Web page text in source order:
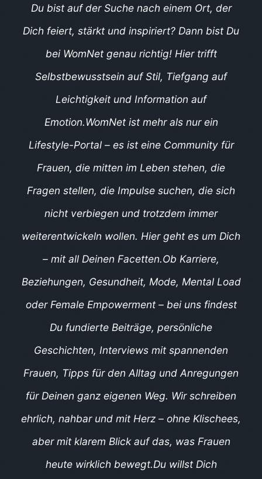
Du bist auf der Suche nach einem Ort, der
Dich feiert, stärkt und inspiriert? Dann bist Du
bei WomNet genau richtig! Hier trifft
Selbstbewusstsein auf Stil, Tiefgang auf
Leichtigkeit und Information auf
Emotion.WomNet ist mehr als nur ein
Lifestyle-Portal – es ist eine Community für
Frauen, die mitten im Leben stehen, die
Fragen stellen, die Impulse suchen, die sich
nicht verbiegen und trotzdem immer
weiterentwickeln wollen. Hier geht es um Dich
– mit all Deinen Facetten.Ob Karriere,
Beziehungen, Gesundheit, Mode, Mental Load
oder Female Empowerment – bei uns findest
Du fundierte Beiträge, persönliche
Geschichten, Interviews mit spannenden
Frauen, Tipps für den Alltag und Anregungen
für Deinen ganz eigenen Weg. Wir schreiben
ehrlich, nahbar und mit Herz – ohne Klischees,
aber mit klarem Blick auf das, was Frauen
heute wirklich bewegt.Du willst Dich